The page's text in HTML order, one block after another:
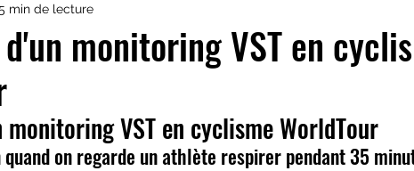
charge d'entrainement
stratégie ventilatoire Testing
monitoring VST en
min de lecture
VST en cyclisme WorldTour
on regarde un athlète respirer pendant 35